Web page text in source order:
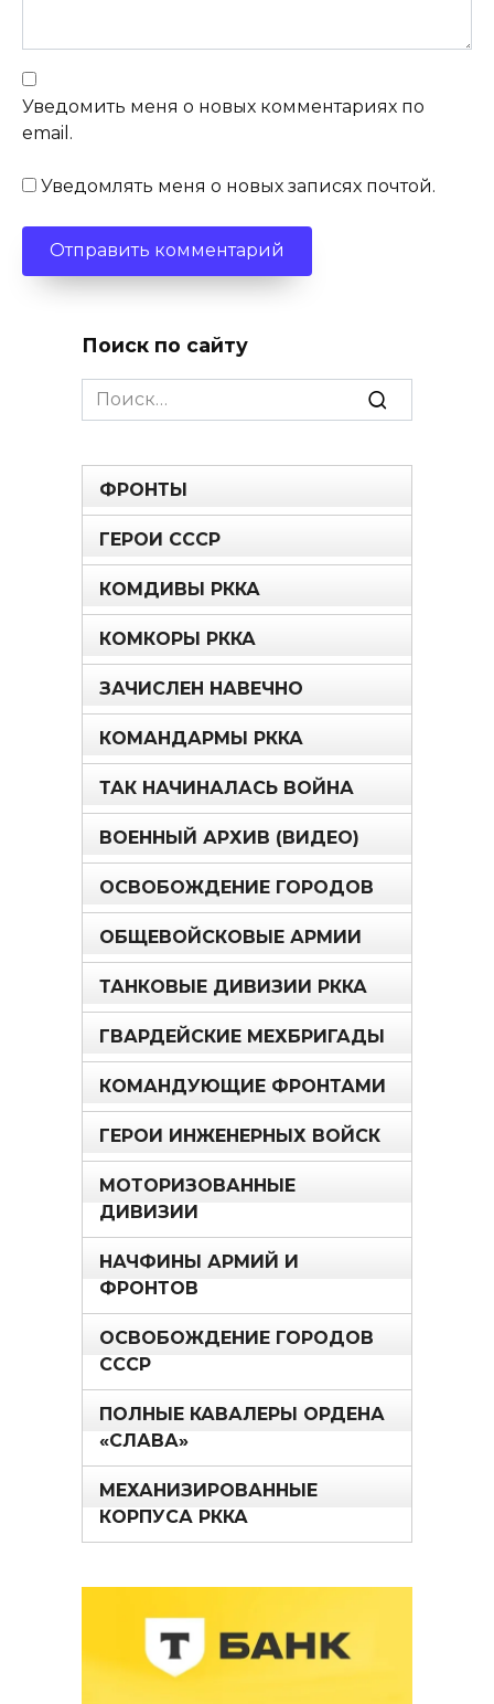
Уведомить меня о новых комментариях по
email.
Уведомлять меня о новых записях почтой.
Поиск по сайту
Search
for:
ФРОНТЫ
ГЕРОИ СССР
КОМДИВЫ РККА
КОМКОРЫ РККА
ЗАЧИСЛЕН НАВЕЧНО
КОМАНДАРМЫ РККА
ТАК НАЧИНАЛАСЬ ВОЙНА
ВОЕННЫЙ АРХИВ (ВИДЕО)
ОСВОБОЖДЕНИЕ ГОРОДОВ
ОБЩЕВОЙСКОВЫЕ АРМИИ
ТАНКОВЫЕ ДИВИЗИИ РККА
ГВАРДЕЙСКИЕ МЕХБРИГАДЫ
КОМАНДУЮЩИЕ ФРОНТАМИ
ГЕРОИ ИНЖЕНЕРНЫХ ВОЙСК
МОТОРИЗОВАННЫЕ
ДИВИЗИИ
НАЧФИНЫ АРМИЙ И
ФРОНТОВ
ОСВОБОЖДЕНИЕ ГОРОДОВ
СССР
ПОЛНЫЕ КАВАЛЕРЫ ОРДЕНА
«СЛАВА»
МЕХАНИЗИРОВАННЫЕ
КОРПУСА РККА